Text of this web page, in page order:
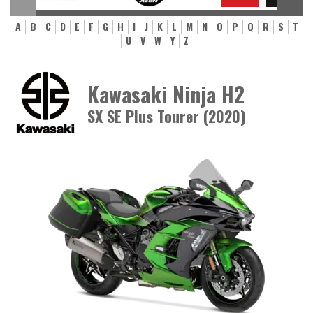
A B C D E F G H I J K L M N O P Q R S
T
U
V W Y Z
Kawasaki Ninja H2
SX SE Plus Tourer (2020)